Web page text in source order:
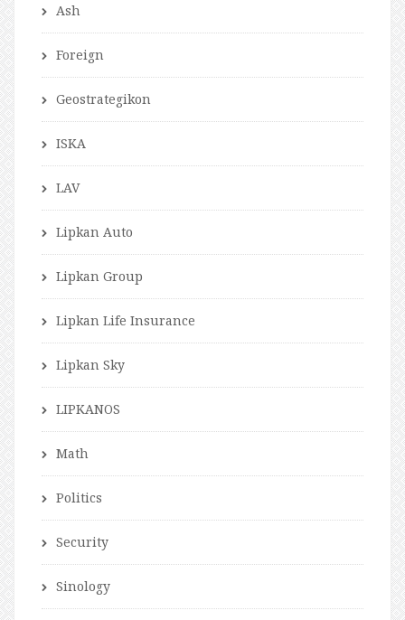
Ash
Foreign
Geostrategikon
ISKA
LAV
Lipkan Auto
Lipkan Group
Lipkan Life Insurance
Lipkan Sky
LIPKANOS
Math
Politics
Security
Sinology